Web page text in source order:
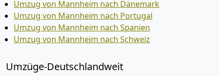
Umzug von Mannheim nach Dänemark
Umzug von Mannheim nach Portugal
Umzug von Mannheim nach Spanien
Umzug von Mannheim nach Schweiz
Umzüge-Deutschlandweit